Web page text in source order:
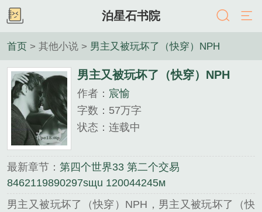
泊星石书院
首页 > 其他小说 > 男主又被玩坏了（快穿）NPH
男主又被玩坏了（快穿）NPH
作者： 宸愉
字数：57万字
状态：连载中
最新章节： 第四个世界33 第二个交易
8462119890297sщu 120044245м
男主又被玩坏了（快穿）NPH，男主又被玩坏了（快